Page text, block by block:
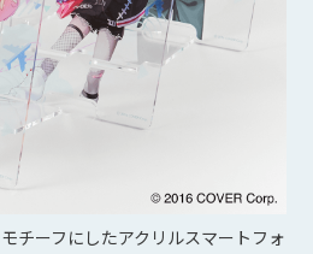
チーフにしたアクリルスマートフォ